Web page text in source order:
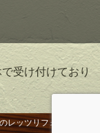
受け付けており
レッツリフォーム, All